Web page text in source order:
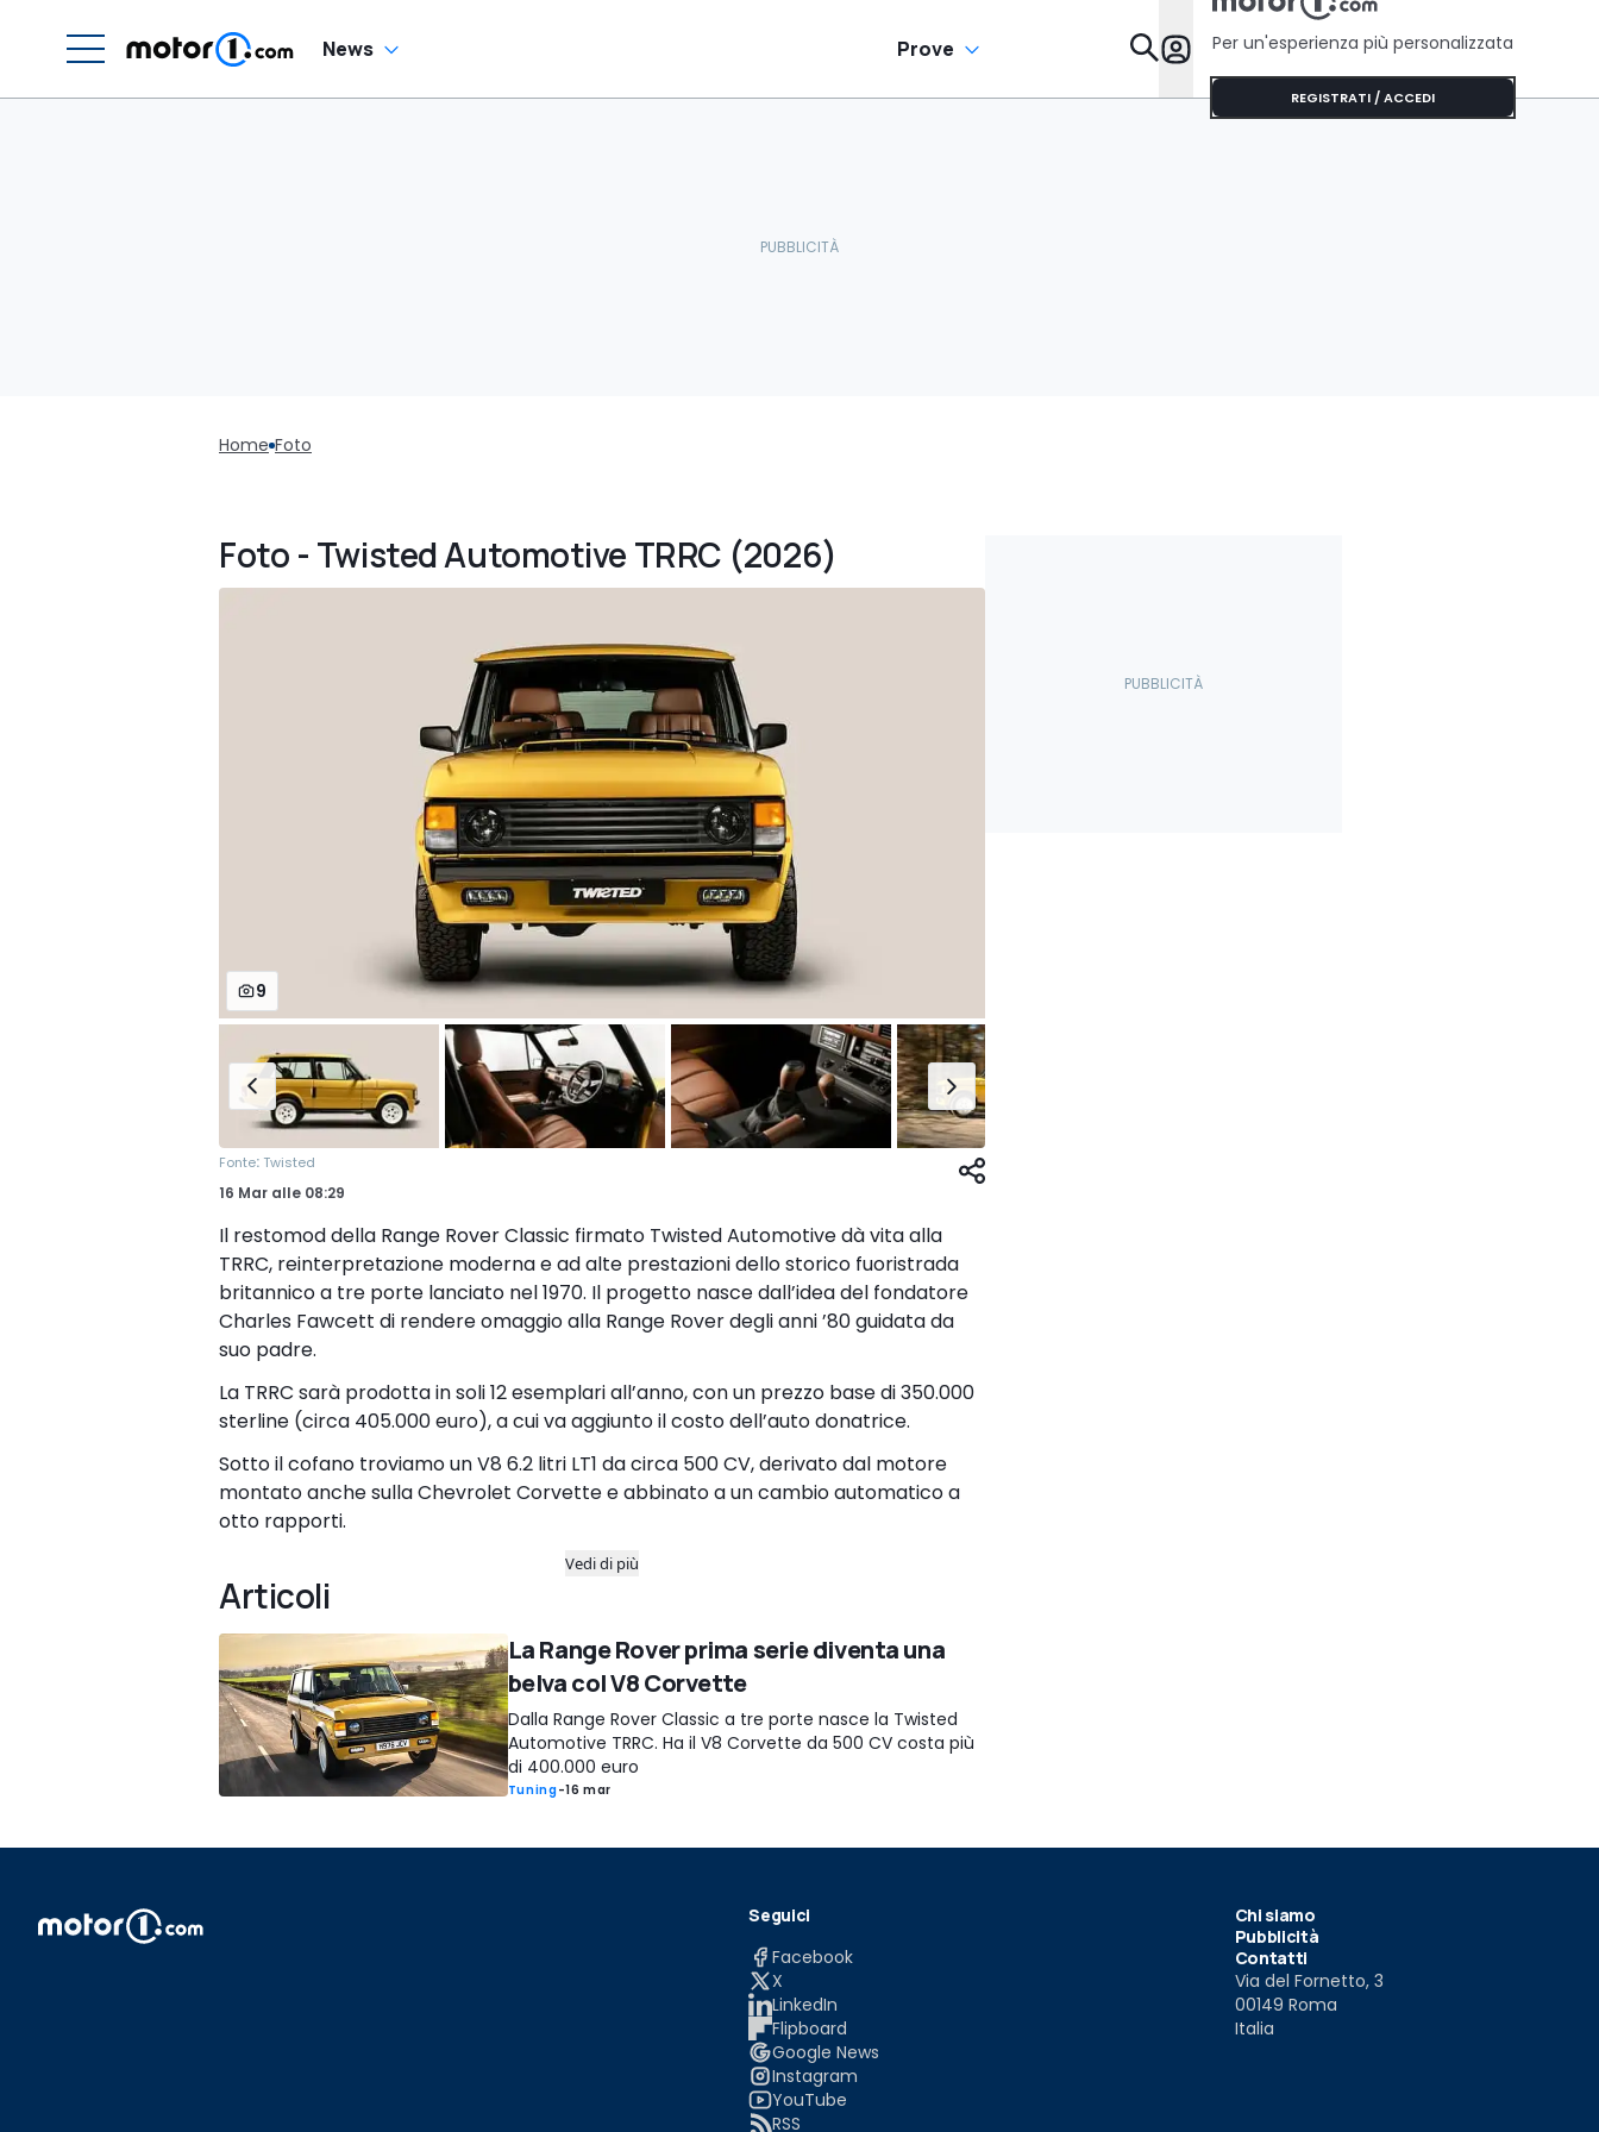
News Prove Da Sapere
Per un'esperienza più personalizzata
REGISTRATI / ACCEDI
Home Foto
Foto - Twisted Automotive TRRC (2026)
9
Fonte: Twisted
16 Mar alle 08:29
Il restomod della Range Rover Classic firmato Twisted Automotive dà vita alla
TRRC, reinterpretazione moderna e ad alte prestazioni dello storico fuoristrada
britannico a tre porte lanciato nel 1970. Il progetto nasce dall’idea del fondatore
Charles Fawcett di rendere omaggio alla Range Rover degli anni ’80 guidata da
suo padre.
La TRRC sarà prodotta in soli 12 esemplari all’anno, con un prezzo base di 350.000
sterline (circa 405.000 euro), a cui va aggiunto il costo dell’auto donatrice.
Sotto il cofano troviamo un V8 6.2 litri LT1 da circa 500 CV, derivato dal motore
montato anche sulla Chevrolet Corvette e abbinato a un cambio automatico a
otto rapporti.
Vedi di più
Articoli
La Range Rover prima serie diventa una
belva col V8 Corvette
Dalla Range Rover Classic a tre porte nasce la Twisted
Automotive TRRC. Ha il V8 Corvette da 500 CV costa più
di 400.000 euro
Tuning-16 mar
Seguici
Facebook
X
LinkedIn
Flipboard
Google News
Instagram
YouTube
RSS
Chi siamo
Pubblicità
Contatti
Via del Fornetto, 3
00149 Roma
Italia